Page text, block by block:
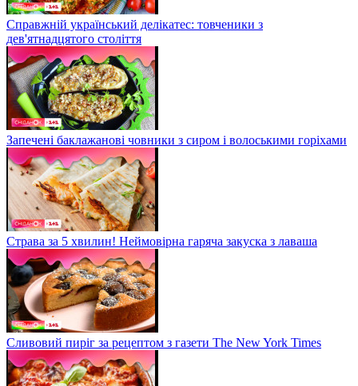
Справжній український делікатес: товченики з
дев'ятнадцятого століття
Запечені баклажанові човники з сиром і волоськими горіхами
Страва за 5 хвилин! Неймовірна гаряча закуска з лаваша
Сливовий пиріг за рецептом з газети The New York Times